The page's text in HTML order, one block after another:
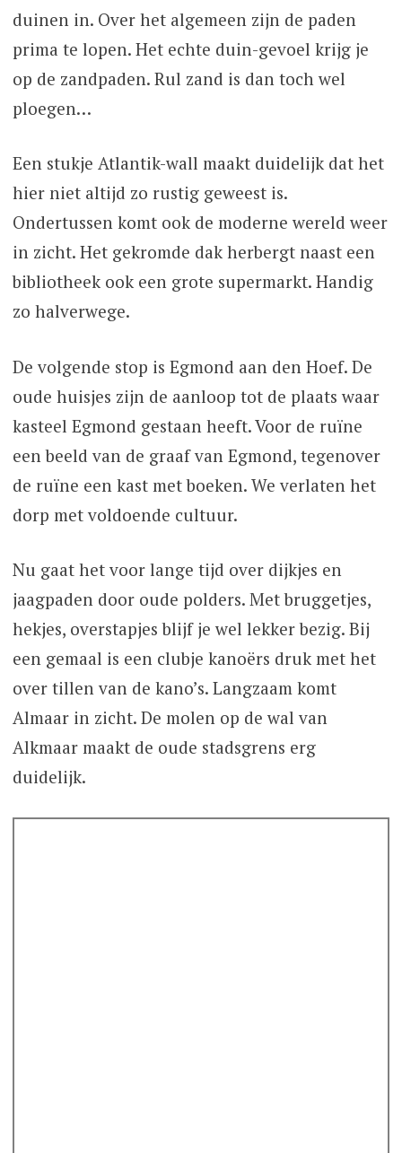
duinen in. Over het algemeen zijn de paden
prima te lopen. Het echte duin-gevoel krijg je
op de zandpaden. Rul zand is dan toch wel
ploegen…
Een stukje Atlantik-wall maakt duidelijk dat het
hier niet altijd zo rustig geweest is.
Ondertussen komt ook de moderne wereld weer
in zicht. Het gekromde dak herbergt naast een
bibliotheek ook een grote supermarkt. Handig
zo halverwege.
De volgende stop is Egmond aan den Hoef. De
oude huisjes zijn de aanloop tot de plaats waar
kasteel Egmond gestaan heeft. Voor de ruïne
een beeld van de graaf van Egmond, tegenover
de ruïne een kast met boeken. We verlaten het
dorp met voldoende cultuur.
Nu gaat het voor lange tijd over dijkjes en
jaagpaden door oude polders. Met bruggetjes,
hekjes, overstapjes blijf je wel lekker bezig. Bij
een gemaal is een clubje kanoërs druk met het
over tillen van de kano’s. Langzaam komt
Almaar in zicht. De molen op de wal van
Alkmaar maakt de oude stadsgrens erg
duidelijk.